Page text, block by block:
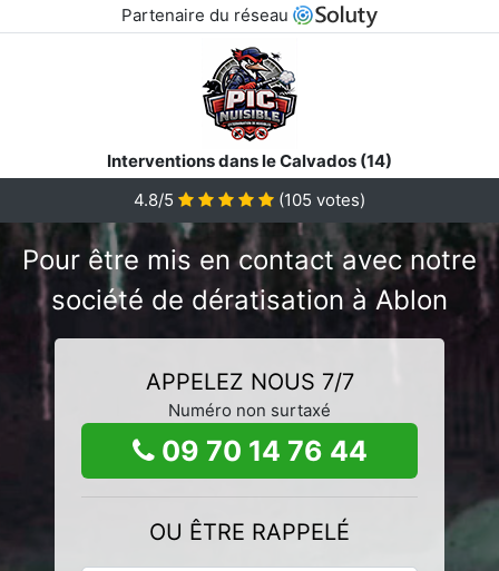
Partenaire du réseau
Interventions dans le Calvados (14)
4.8/5
(105 votes)
Pour être mis en contact avec notre
société de dératisation à Ablon
APPELEZ NOUS 7/7
Numéro non surtaxé
09 70 14 76 44
OU ÊTRE RAPPELÉ